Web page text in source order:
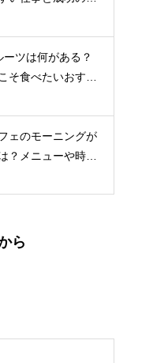
ツは何がある？
そ食べたいおすす
ェのモーニングが
？メニューや時
楽しみ方を紹介
ら